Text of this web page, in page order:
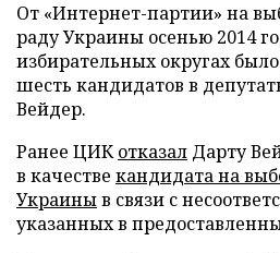
От «Интернет-партии» на
раду Украины осенью 2014
избирательных округах было
шесть кандидатов в
Вейдер.
Ранее ЦИКотказал Дарту
в качестве кандидата на
Украиныв связи с
указанных в